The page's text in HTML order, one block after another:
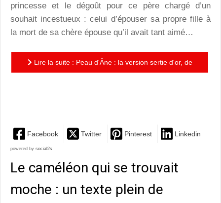
princesse et le dégoût pour ce père chargé d’un
souhait incestueux : celui d’épouser sa propre fille à
la mort de sa chère épouse qu’il avait tant aimé…
Lire la suite : Peau d'Âne : la version sertie d'or, de
Facebook Twitter Pinterest Linkedin
powered by social2s
Le caméléon qui se trouvait
moche : un texte plein de